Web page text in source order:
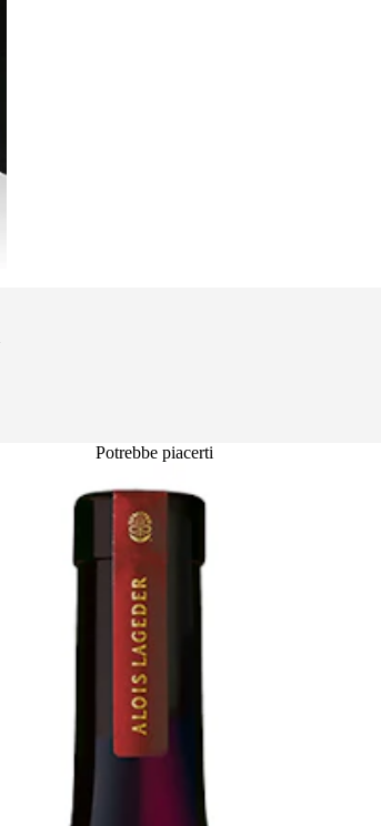
Potrebbe piacerti